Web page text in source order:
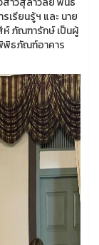
เรียนรู้ฯ และ นาย
ห์ ภัณฑารักษ์ เป็นผู้
พิธภัณฑ์อาคาร